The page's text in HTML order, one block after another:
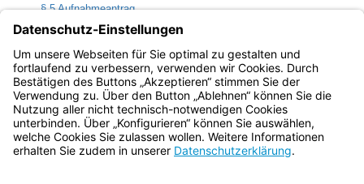
§ 5 Aufnahmeantrag
§ 6 Eignungstest
§ 7 Aufnahmeverfahren
§ 8 Probezeit
Bayern.de
BayernPortal